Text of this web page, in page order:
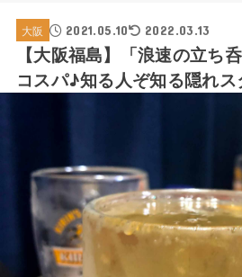
大阪 2021.05.10 2022.03.13
【大阪福島】「浪速の立ち
コスパ♪知る人ぞ知る隠れ